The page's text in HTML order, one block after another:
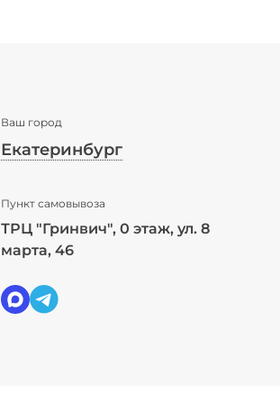
Ваш город
Екатеринбург
Екатеринбург ваш город?
Да Выбрать другой город
Пункт самовывоза
ТРЦ "Гринвич", 0 этаж, ул. 8
марта, 46